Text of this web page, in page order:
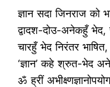
ज्ञान सदा जिनराज को
द्वादश-दोउ-अनेकहुँ भेद,
चारहुँ भेद निरंतर भाषित,
‘ज्ञान’ कहे श्रुत-भेद
ॐ ह्रीं